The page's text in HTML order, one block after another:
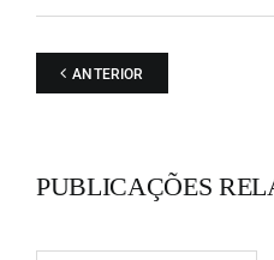
ANTERIOR
PUBLICAÇÕES